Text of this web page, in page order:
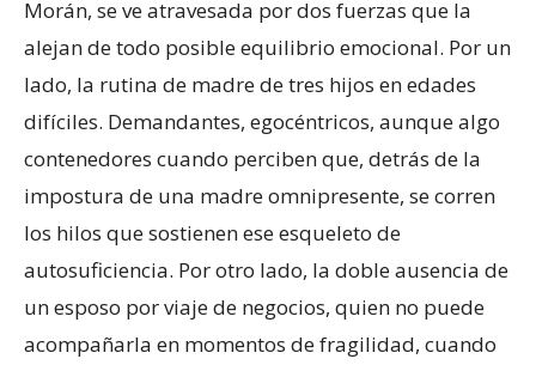
Morán, se ve atravesada por dos fuerzas que la
alejan de todo posible equilibrio emocional. Por un
lado, la rutina de madre de tres hijos en edades
difíciles. Demandantes, egocéntricos, aunque algo
contenedores cuando perciben que, detrás de la
impostura de una madre omnipresente, se corren
los hilos que sostienen ese esqueleto de
autosuficiencia. Por otro lado, la doble ausencia de
un esposo por viaje de negocios, quien no puede
acompañarla en momentos de fragilidad, cuando